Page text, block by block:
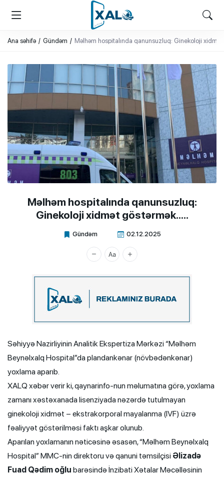
XALQ.ONLINE
ONLAYN PLATFORMA
Ana səhifə Gündəm Məlhəm hospitalında qanunsuzluq: Ginekoloji
Məlhəm hospitalında qanunsuzluq:
Ginekoloji xidmət göstərmək…..
Gündəm 02.12.2025
Xalq.Online
Səhiyyə Nazirliyinin Analitik Ekspertiza Mərkəzi “Məlhəm
Beynəlxalq Hospital”da plandankənar (növbədənkənar)
yoxlama aparıb.
XALQ xəbər verir ki, qaynarinfo-nun məlumatına görə, yoxlama
zamanı xəstəxanada lisenziyada nəzərdə tutulmayan
ginekoloji xidmət – ekstrakorporal mayalanma (IVF) üzrə
fəaliyyət göstərilməsi faktı aşkar olunub.
Aparılan yoxlamanın nəticəsinə əsasən, “Məlhəm Beynəlxalq
Hospital” MMC-nin direktoru və qanuni təmsilçisi Əlizadə
Fuad Qədim oğlu barəsində İnzibati Xətalar Məcəlləsinin